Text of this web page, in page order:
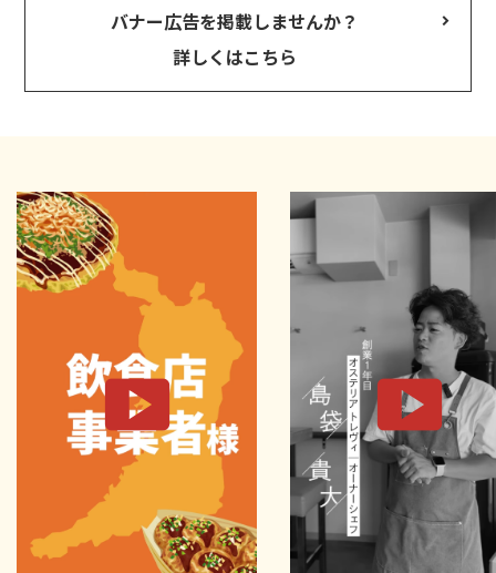
バナー広告を掲載しませんか？
詳しくはこちら